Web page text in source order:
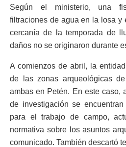
Según el ministerio, una
filtraciones de agua en la losa y
cercanía de la temporada de
daños no se originaron durante
A comienzos de abril, la
de las zonas arqueológicas
ambas en Petén. En este caso,
de investigación se
para el trabajo de campo,
normativa sobre los asuntos
comunicado. También descartó